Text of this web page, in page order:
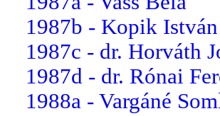
1987b - Kopik István
1987c - dr. Horváth
1987d - dr. Rónai
1988a - Vargáné